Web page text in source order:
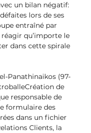
un bilan négatif:
lors de ses
entraîné par
qu’importe le
dans cette spirale
Panathinaikos (97-
de
responsable de
formulaire des
dans un fichier
Clients, la